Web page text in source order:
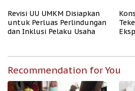
Revisi UU UMKM Disiapkan
untuk Perluas Perlindungan
dan Inklusi Pelaku Usaha
Recommendation for You